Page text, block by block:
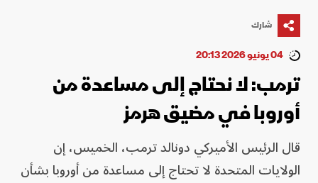
شارك
04 يونيو 2026 20:13
ترمب: لا نحتاج إلى مساعدة من
أوروبا في مضيق هرمز
قال الرئيس الأميركي دونالد ترمب، الخميس، إن
الولايات المتحدة لا تحتاج إلى مساعدة من أوروبا بشأن